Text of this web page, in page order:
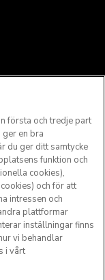
första och tredje part
en bra
du ger ditt samtycke
funktion och
cookies),
och för att
intressen och
plattformar
inställningar finns
vi behandlar
i vårt